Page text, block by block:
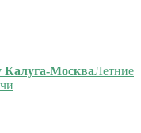
Калуга-МоскваЛетние